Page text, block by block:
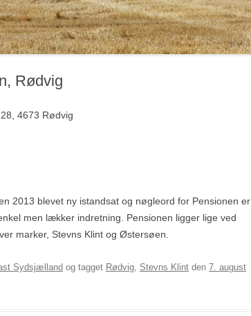
Rødvig
28, 4673 Rødvig
2013 blevet ny istandsat og nøgleord for Pensionen er
men lækker indretning. Pensionen ligger lige ved
marker, Stevns Klint og Østersøen.
Sydsjælland og tagget Rødvig, Stevns Klint den 7. august